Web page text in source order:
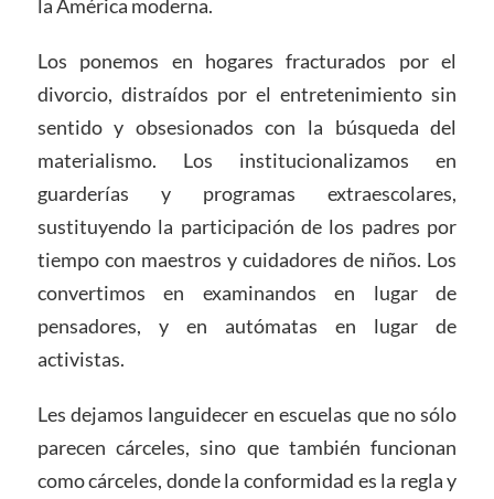
la América moderna.
Los ponemos en hogares fracturados por el
divorcio, distraídos por el entretenimiento sin
sentido y obsesionados con la búsqueda del
materialismo. Los institucionalizamos en
guarderías y programas extraescolares,
sustituyendo la participación de los padres por
tiempo con maestros y cuidadores de niños. Los
convertimos en examinandos en lugar de
pensadores, y en autómatas en lugar de
activistas.
Les dejamos languidecer en escuelas que no sólo
parecen cárceles, sino que también funcionan
como cárceles, donde la conformidad es la regla y